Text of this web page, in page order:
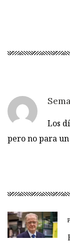
Los
pero no para un